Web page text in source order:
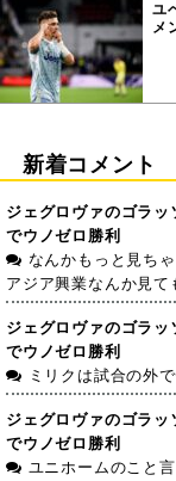
ユ
メ
新着コメント
ジェグロヴァのゴラ
でウノゼロ勝利
なんかもっと見ち
アジア興業なんか見
ジェグロヴァのゴラ
でウノゼロ勝利
ミリクは試合の外
ジェグロヴァのゴラ
でウノゼロ勝利
ユニホームのこと